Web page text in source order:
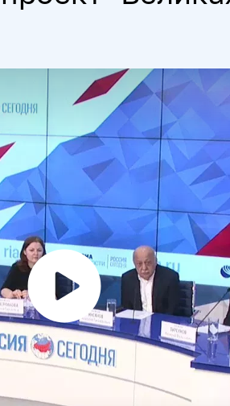
Воспроизвести
видео